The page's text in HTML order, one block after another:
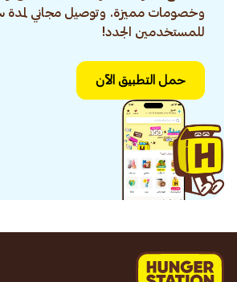
وخصومات مميزة. وتوصيل مجاني لمدة
للمستخدمين الجدد!
حمل التطبيق الآن